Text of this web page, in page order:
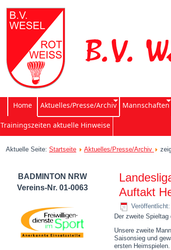
Home Aktuelles/Presse/Archiv Mannschaften
Trainingszeiten aktuelle Hinweise
Aktuelle Seite: Startseite Aktuelles/Presse/Archiv
BADMINTON NRW
Vereins-Nr. 01-0063
Auftakt
Der zweite
Unsere zweite
Saisonsieg und
ersten Heimspielen.